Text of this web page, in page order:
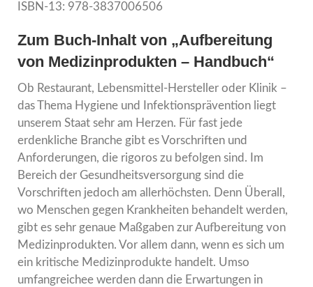
ISBN-13: 978-3837006506
Zum Buch-Inhalt von „Aufbereitung
von Medizinprodukten – Handbuch“
Ob Restaurant, Lebensmittel-Hersteller oder Klinik –
das Thema Hygiene und Infektionsprävention liegt
unserem Staat sehr am Herzen. Für fast jede
erdenkliche Branche gibt es Vorschriften und
Anforderungen, die rigoros zu befolgen sind. Im
Bereich der Gesundheitsversorgung sind die
Vorschriften jedoch am allerhöchsten. Denn Überall,
wo Menschen gegen Krankheiten behandelt werden,
gibt es sehr genaue Maßgaben zur Aufbereitung von
Medizinprodukten. Vor allem dann, wenn es sich um
ein kritische Medizinprodukte handelt. Umso
umfangreichee werden dann die Erwartungen in